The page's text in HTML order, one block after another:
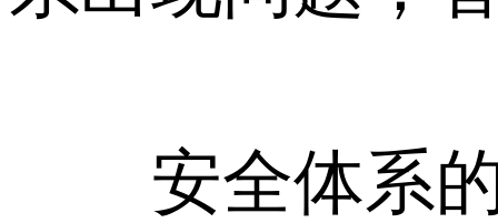
安全体系的